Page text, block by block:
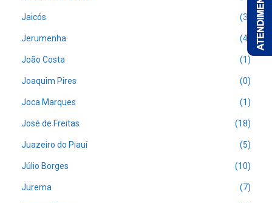
Jaicós (3)
Jerumenha (4)
João Costa (1)
Joaquim Pires (0)
Joca Marques (1)
José de Freitas (18)
Juazeiro do Piauí (5)
Júlio Borges (10)
Jurema (7)